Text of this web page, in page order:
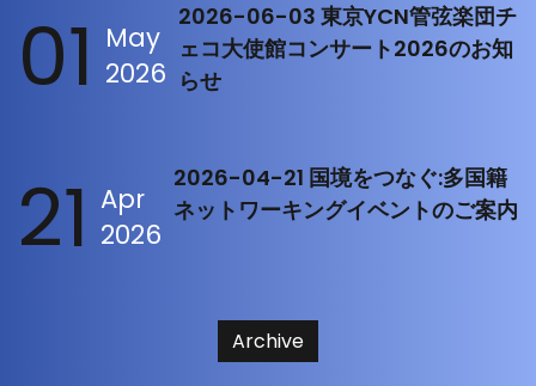
01 May
2026
2026-06-03 東京YCN管弦楽団チ
ェコ大使館コンサート2026のお知
らせ
21 Apr
2026
2026-04-21 国境をつなぐ:多国籍
ネットワーキングイベントのご案内
Archive